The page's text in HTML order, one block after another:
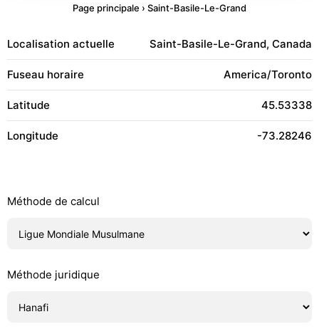
Page principale › Saint-Basile-Le-Grand
Localisation actuelle Saint-Basile-Le-Grand, Canada
Fuseau horaire America/Toronto
Latitude 45.53338
Longitude -73.28246
Méthode de calcul
Méthode juridique